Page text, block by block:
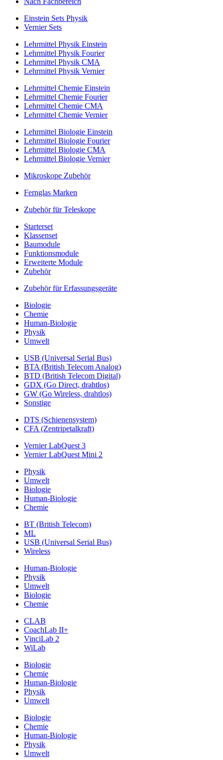
Einstein Sets Physik
Vernier Sets
Lehrmittel Physik Einstein
Lehrmittel Physik Fourier
Lehrmittel Physik CMA
Lehrmittel Physik Vernier
Lehrmittel Chemie Einstein
Lehrmittel Chemie Fourier
Lehrmittel Chemie CMA
Lehrmittel Chemie Vernier
Lehrmittel Biologie Einstein
Lehrmittel Biologie Fourier
Lehrmittel Biologie CMA
Lehrmittel Biologie Vernier
Mikroskope Zubehör
Fernglas Marken
Zubehör für Teleskope
Starterset
Klassenset
Baumodule
Funktionsmodule
Erweiterte Module
Zubehör
Zubehör für Erfassungsgeräte
Biologie
Chemie
Human-Biologie
Physik
Umwelt
USB (Universal Serial Bus)
BTA (British Telecom Analog)
BTD (British Telecom Digital)
GDX (Go Direct, drahtlos)
GW (Go Wireless, drahtlos)
Sonstige
DTS (Schienensystem)
CFA (Zentripetalkraft)
Vernier LabQuest 3
Vernier LabQuest Mini 2
Physik
Umwelt
Biologie
Human-Biologie
Chemie
BT (British Telecom)
ML
USB (Universal Serial Bus)
Wireless
Human-Biologie
Physik
Umwelt
Biologie
Chemie
CLAB
CoachLab II+
VinciLab 2
WiLab
Biologie
Chemie
Human-Biologie
Physik
Umwelt
Biologie
Chemie
Human-Biologie
Physik
Umwelt